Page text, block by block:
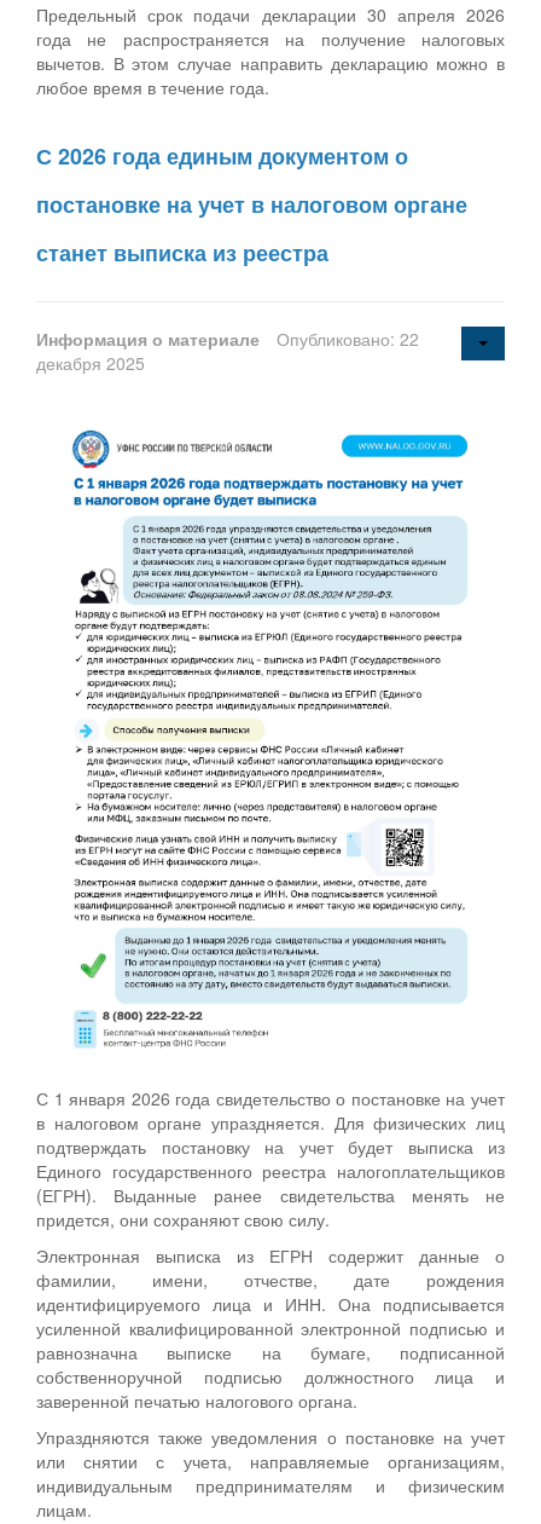
Предельный срок подачи декларации 30 апреля 2026
года не распространяется на получение налоговых
вычетов. В этом случае направить декларацию можно в
любое время в течение года.
С 2026 года единым документом о
постановке на учет в налоговом органе
станет выписка из реестра
Информация о материале
Опубликовано: 22
декабря 2025
С 1 января 2026 года свидетельство о постановке на учет
в налоговом органе упраздняется. Для физических лиц
подтверждать постановку на учет будет выписка из
Единого государственного реестра налогоплательщиков
(ЕГРН). Выданные ранее свидетельства менять не
придется, они сохраняют свою силу.
Электронная выписка из ЕГРН содержит данные о
фамилии, имени, отчестве, дате рождения
идентифицируемого лица и ИНН. Она подписывается
усиленной квалифицированной электронной подписью и
равнозначна выписке на бумаге, подписанной
собственноручной подписью должностного лица и
заверенной печатью налогового органа.
Упраздняются также уведомления о постановке на учет
или снятии с учета, направляемые организациям,
индивидуальным предпринимателям и физическим
лицам.